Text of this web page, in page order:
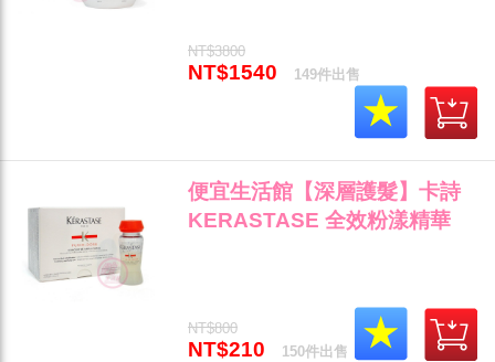
NT$3800
NT$1540 149件出售
便宜生活館【深層護髮】卡詩
KERASTASE 全效粉漾精華
NT$800
NT$210 150件出售